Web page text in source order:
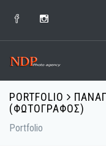
PORTFOLIO
(ΦΩΤΟΓΡΑΦΟΣ)
Portfolio